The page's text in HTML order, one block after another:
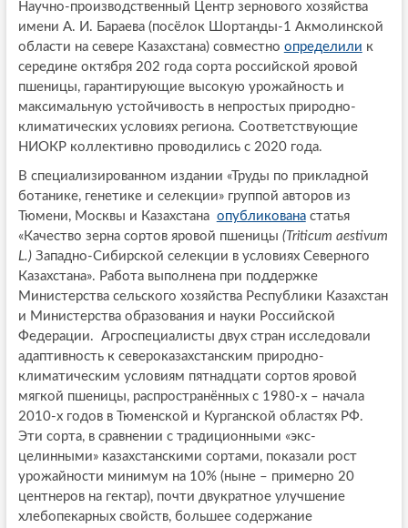
Научно-производственный Центр зернового хозяйства
имени А. И. Бараева (посёлок Шортанды-1 Акмолинской
области на севере Казахстана) совместно определили к
середине октября 202 года сорта российской яровой
пшеницы, гарантирующие высокую урожайность и
максимальную устойчивость в непростых природно-
климатических условиях региона. Соответствующие
НИОКР коллективно проводились с 2020 года.
В специализированном издании «Труды по прикладной
ботанике, генетике и селекции» группой авторов из
Тюмени, Москвы и Казахстана опубликованастатья
«Качество зерна сортов яровой пшеницы (Triticum aestivum
L.)Западно-Сибирской селекции в условиях Северного
Казахстана». Работа выполнена при поддержке
Министерства сельского хозяйства Республики Казахстан
и Министерства образования и науки Российской
Федерации. Агроспециалисты двух стран исследовали
адаптивность к североказахстанским природно-
климатическим условиям пятнадцати сортов яровой
мягкой пшеницы, распространённых с 1980-х – начала
2010-х годов в Тюменской и Курганской областях РФ.
Эти сорта, в сравнении с традиционными «экс-
целинными» казахстанскими сортами, показали рост
урожайности минимум на 10% (ныне – примерно 20
центнеров на гектар), почти двукратное улучшение
хлебопекарных свойств, большее содержание